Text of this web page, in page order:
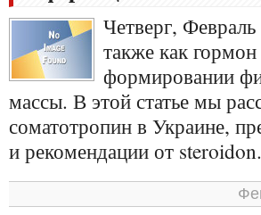
Четверг,
также как
формировании
массы. В этой статье мы
соматотропин в Украине,
и рекомендации от